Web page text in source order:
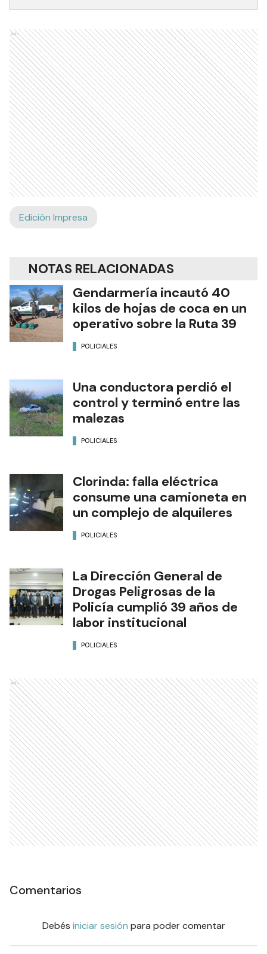
Ads
Edición Impresa
NOTAS RELACIONADAS
Gendarmería incautó 40
kilos de hojas de coca en un
operativo sobre la Ruta 39
POLICIALES
Una conductora perdió el
control y terminó entre las
malezas
POLICIALES
Clorinda: falla eléctrica
consume una camioneta en
un complejo de alquileres
POLICIALES
La Dirección General de
Drogas Peligrosas de la
Policía cumplió 39 años de
labor institucional
POLICIALES
Ads
Comentarios
Debés iniciar sesión para poder comentar